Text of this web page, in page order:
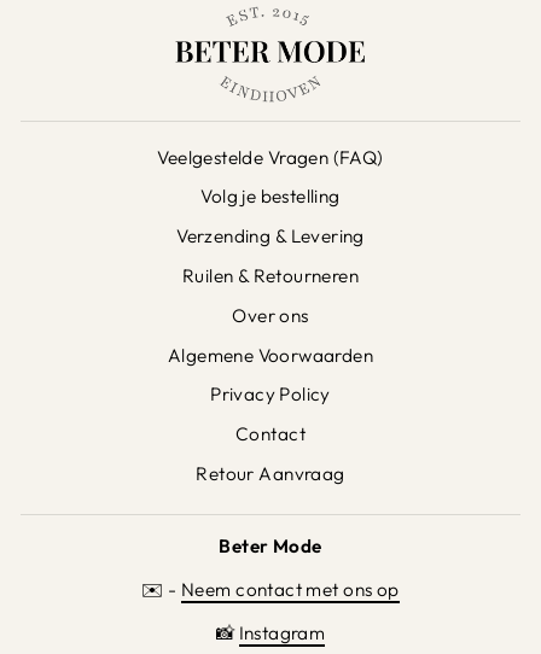
Veelgestelde Vragen (FAQ)
Volg je bestelling
Verzending & Levering
Ruilen & Retourneren
Over ons
Algemene Voorwaarden
Privacy Policy
Contact
Retour Aanvraag
Beter Mode
✉️ - Neem contact met ons op
📸 Instagram